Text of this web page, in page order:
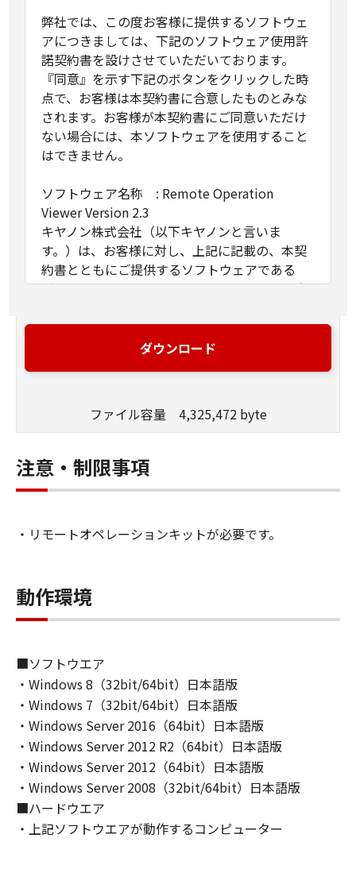
弊社では、この度お客様に提供するソフトウェ
アにつきましては、下記のソフトウェア使用許
諾契約書を設けさせていただいております。
『同意』を示す下記のボタンをクリックした時
点で、お客様は本契約書に合意したものとみな
されます。お客様が本契約書にご同意いただけ
ない場合には、本ソフトウェアを使用すること
はできません。
ソフトウェア名称 : Remote Operation
Viewer Version 2.3
キヤノン株式会社（以下キヤノンと言いま
す。）は、お客様に対し、上記に記載の、本契
約書とともにご提供するソフトウェアである
「Remote Operation Viewer Version 2.3」（以
占的使用権を下記条項に基づき許諾し、お客様
も下記条項にご同意いただくものとします。
業務処理に必要な範囲において、複数のコンピ
ソフトウェア」をコンピューターの記憶媒体上
にインストールすること、またはコンピュータ
ーにおいて表示すること、アクセスすること、
ます。）することができます。
で1部複製することができます。
(3)本契約書に明示的に定める場合を除き、キヤ
ず、本契約書によってお客様に譲渡あるいは許
諾されるものではありません。
２．制限
(1)お客様は、再使用許諾、譲渡、販売、頒布、
リースまたは貸与その他の方法により、第三者
に「許諾ソフトウェア」を使用させることはで
きません。
(2)お客様は、「許諾ソフトウェア」の全部また
は一部を修正、改変、逆アセンブル、逆コンパ
ダウンロード
ファイル容量 4,325,472 byte
注意・制限事項
・リモートオペレーションキットが必要です。
動作環境
■ソフトウエア
・Windows 8（32bit/64bit）日本語版
・Windows 7（32bit/64bit）日本語版
・Windows Server 2016（64bit）日本語版
・Windows Server 2012 R2（64bit）日本語版
・Windows Server 2012（64bit）日本語版
・Windows Server 2008（32bit/64bit）日本語版
■ハードウエア
・上記ソフトウエアが動作するコンピューター